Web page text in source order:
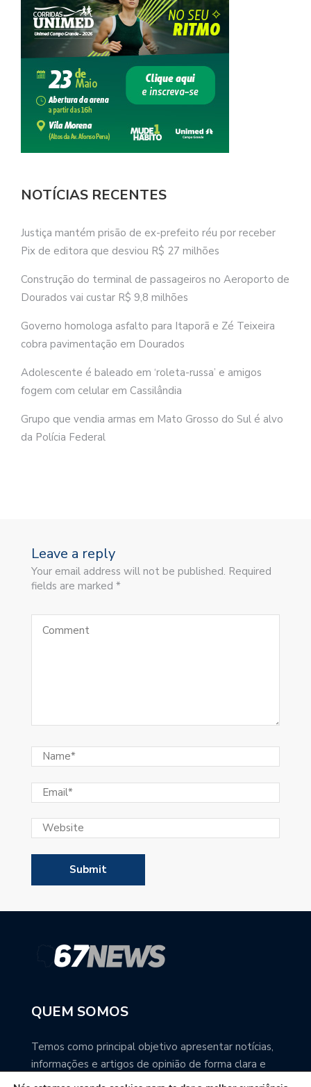
NOTÍCIAS RECENTES
Justiça mantém prisão de ex-prefeito réu por receber
Pix de editora que desviou R$ 27 milhões
Construção do terminal de passageiros no Aeroporto de
Dourados vai custar R$ 9,8 milhões
Governo homologa asfalto para Itaporã e Zé Teixeira
cobra pavimentação em Dourados
Adolescente é baleado em ‘roleta-russa’ e amigos
fogem com celular em Cassilândia
Grupo que vendia armas em Mato Grosso do Sul é alvo
da Polícia Federal
Leave a reply
Your email address will not be published. Required
fields are marked *
QUEM SOMOS
Temos como principal objetivo apresentar notícias,
informações e artigos de opinião de forma clara e
precisa. Você pode ter a total certeza que o